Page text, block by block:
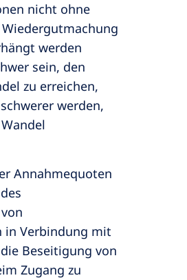
nicht ohne
werden
sein, den
zu erreichen,
werden,
Annahmequoten
in Verbindung mit
Beseitigung von
Zugang zu